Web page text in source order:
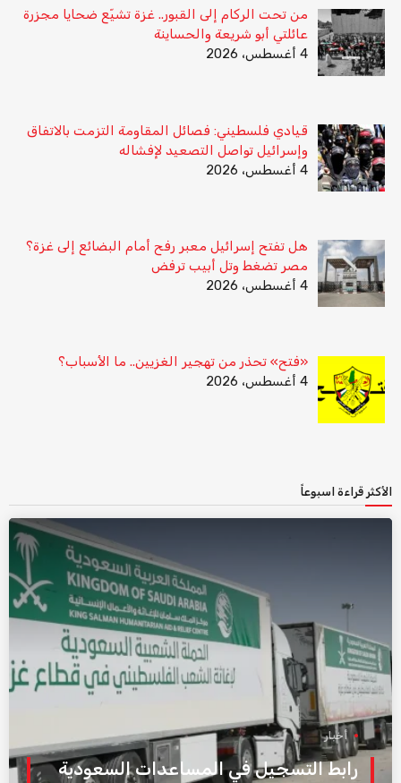
من تحت الركام إلى القبور.. غزة تشيّع ضحايا مجزرة
عائلتي أبو شريعة والحساينة
4 أغسطس، 2026
قيادي فلسطيني: فصائل المقاومة التزمت بالاتفاق
وإسرائيل تواصل التصعيد لإفشاله
4 أغسطس، 2026
هل تفتح إسرائيل معبر رفح أمام البضائع إلى غزة؟
مصر تضغط وتل أبيب ترفض
4 أغسطس، 2026
«فتح» تحذر من تهجير الغزيين.. ما الأسباب؟
4 أغسطس، 2026
الأكثر قراءة اسبوعاً
أخبار
رابط التسجيل في المساعدات السعودية